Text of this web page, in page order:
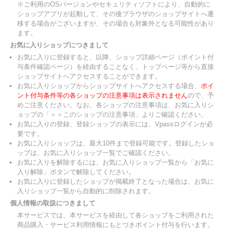
※ご利用のOSバージョンやセキュリティソフトにより、自動的に
ショップアプリが起動して、その後ブラウザのショップサイトへ遷
移する場合がございますが、その場合も対象外となる可能性があり
ます。
お気に入りショップにつきまして
お気に入りに登録すると、以降、ショップ詳細ページ（ポイント付
与条件確認ページ）を経由することなく、トップページ等から直接
ショップサイトへアクセスすることができます。
お気に入りショップからショップサイトへアクセスする場合、 ポイ
ント付与条件等の各ショップの注意事項は表示されませんので、予
めご注意ください。なお、各ショップの注意事項は、お気に入りシ
ョップの「＞＞このショップの注意事項」よりご確認ください。
お気に入りの登録、登録ショップの表示には、Vpassログインが必
要です。
お気に入りショップは、最大10件まで登録可能です。登録したショ
ップは、お気に入りショップ一覧でご確認ください。
お気に入りを解除するには、お気に入りショップ一覧から「お気に
入り解除」ボタンで解除してください。
お気に入りに登録したショップが掲載終了となった場合は、お気に
入りショップ一覧から自動的に削除されます。
個人情報の取扱につきまして
本サービスでは、本サービスを経由して各ショップをご利用された
商品購入・サービス利用情報にもとづきポイント付与を行います。